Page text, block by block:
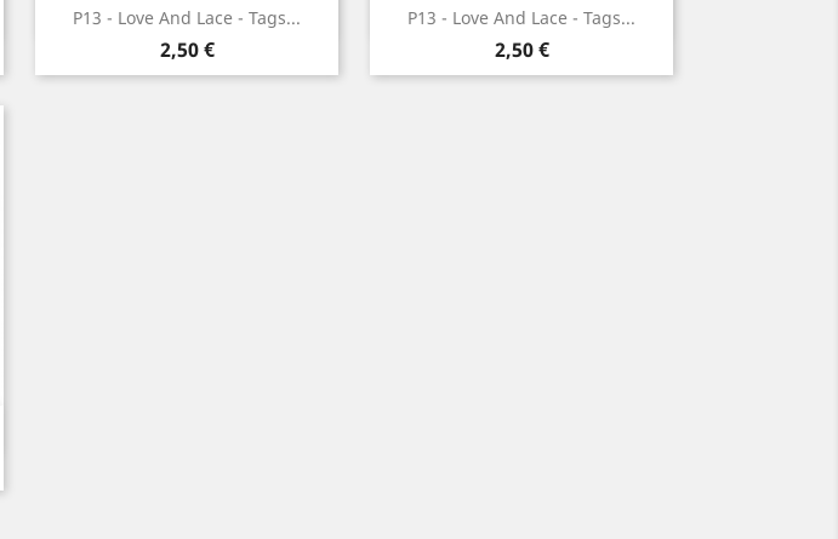
P13 - Love And Lace - Tags...
Prix
2,50 €
Aperçu rapide P13 - Love And Lace - Tags...
Prix
2,50 €
Aperçu rapide